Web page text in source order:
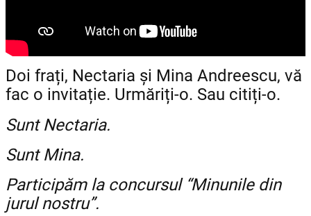
Doi frați, Nectaria și Mina Andreescu, vă
fac o invitație. Urmăriți-o. Sau citiți-o.
Sunt Nectaria.
Sunt Mina.
Participăm la concursul “Minunile din
jurul nostru”.